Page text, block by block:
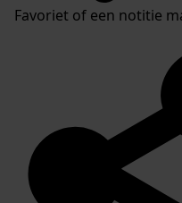
Favoriet of een notitie